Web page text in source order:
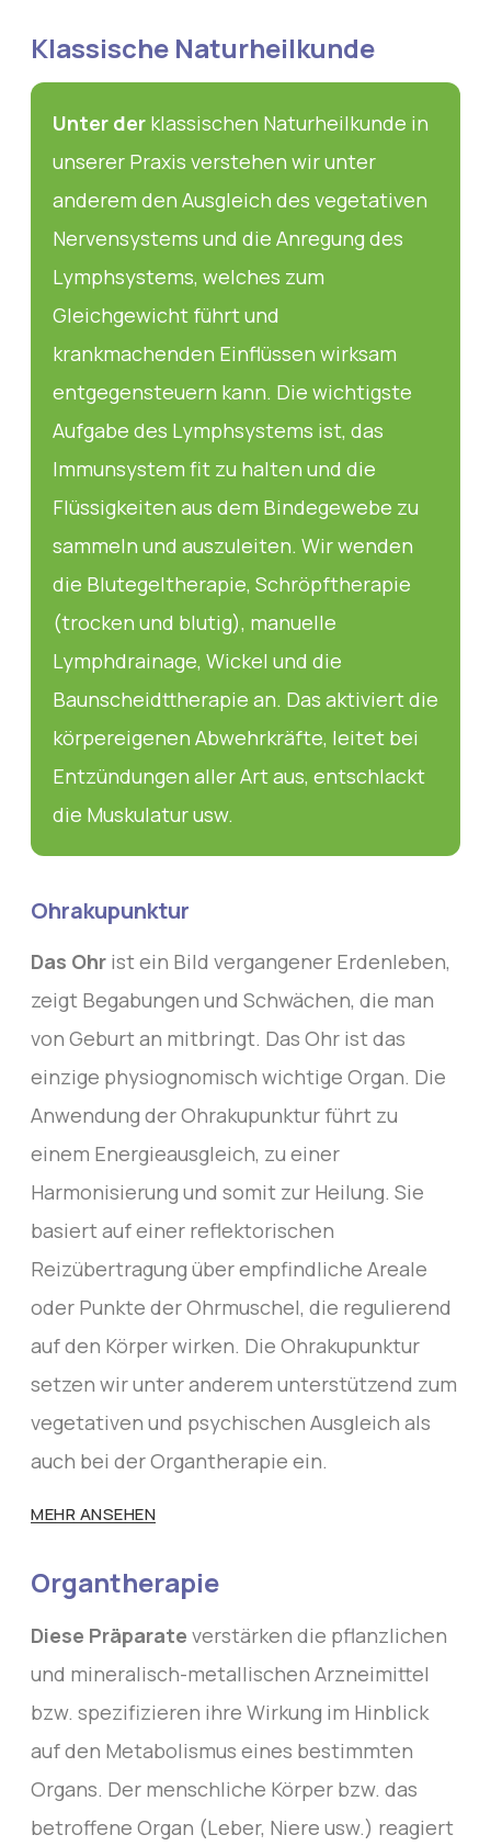
Klassische Naturheilkunde
Unter der klassischen Naturheilkunde in
unserer Praxis verstehen wir unter
anderem den Ausgleich des vegetativen
Nervensystems und die Anregung des
Lymphsystems, welches zum
Gleichgewicht führt und
krankmachenden Einflüssen wirksam
entgegensteuern kann. Die wichtigste
Aufgabe des Lymphsystems ist, das
Immunsystem fit zu halten und die
Flüssigkeiten aus dem Bindegewebe zu
sammeln und auszuleiten. Wir wenden
die Blutegeltherapie, Schröpftherapie
(trocken und blutig), manuelle
Lymphdrainage, Wickel und die
Baunscheidttherapie an. Das aktiviert die
körpereigenen Abwehrkräfte, leitet bei
Entzündungen aller Art aus, entschlackt
die Muskulatur usw.
Ohrakupunktur
Das Ohr ist ein Bild vergangener Erdenleben,
zeigt Begabungen und Schwächen, die man
von Geburt an mitbringt. Das Ohr ist das
einzige physiognomisch wichtige Organ. Die
Anwendung der Ohrakupunktur führt zu
einem Energieausgleich, zu einer
Harmonisierung und somit zur Heilung. Sie
basiert auf einer reflektorischen
Reizübertragung über empfindliche Areale
oder Punkte der Ohrmuschel, die regulierend
auf den Körper wirken. Die Ohrakupunktur
setzen wir unter anderem unterstützend zum
vegetativen und psychischen Ausgleich als
auch bei der Organtherapie ein.
MEHR ANSEHEN
Organtherapie
Diese Präparate verstärken die pflanzlichen
und mineralisch-metallischen Arzneimittel
bzw. spezifizieren ihre Wirkung im Hinblick
auf den Metabolismus eines bestimmten
Organs. Der menschliche Körper bzw. das
betroffene Organ (Leber, Niere usw.) reagiert